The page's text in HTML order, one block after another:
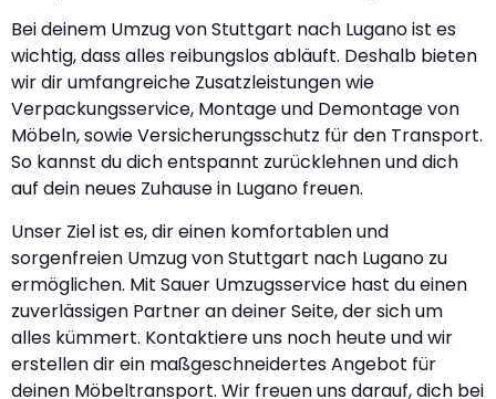
Bei deinem Umzug von Stuttgart nach Lugano ist es
wichtig, dass alles reibungslos abläuft. Deshalb bieten
wir dir umfangreiche Zusatzleistungen wie
Verpackungsservice, Montage und Demontage von
Möbeln, sowie Versicherungsschutz für den Transport.
So kannst du dich entspannt zurücklehnen und dich
auf dein neues Zuhause in Lugano freuen.
Unser Ziel ist es, dir einen komfortablen und
sorgenfreien Umzug von Stuttgart nach Lugano zu
ermöglichen. Mit Sauer Umzugsservice hast du einen
zuverlässigen Partner an deiner Seite, der sich um
alles kümmert. Kontaktiere uns noch heute und wir
erstellen dir ein maßgeschneidertes Angebot für
deinen Möbeltransport. Wir freuen uns darauf, dich bei